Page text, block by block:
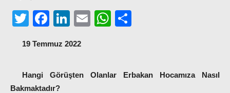
TwitterFacebook
LinkedIn
EmailWhatsApp
19 Temmuz 2022
Hangi Görüşten Olanlar Erbakan Hocamıza Nasıl
Bakmaktadır?